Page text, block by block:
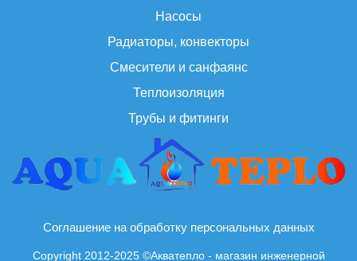
Насосы
Радиаторы, конвекторы
Смесители и санфаянс
Теплоизоляция
Трубы и фитинги
Соглашение на обработку персональных данных
Copyright 2012-2025 ©Акватепло - магазин инженерной